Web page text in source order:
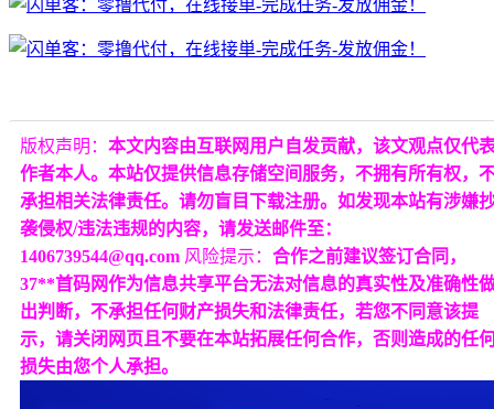
版权声明： 本文内容由互联网用户自发贡献，该文观点仅代
作者本人。本站仅提供信息存储空间服务，不拥有所有权，
承担相关法律责任。请勿盲目下载注册。如发现本站有涉嫌
袭侵权/违法违规的内容，请发送邮件至：
1406739544@qq.com 风险提示： 合作之前建议签订合同，
37**首码网作为信息共享平台无法对信息的真实性及准确性
出判断，不承担任何财产损失和法律责任，若您不同意该提
示，请关闭网页且不要在本站拓展任何合作，否则造成的任
损失由您个人承担。